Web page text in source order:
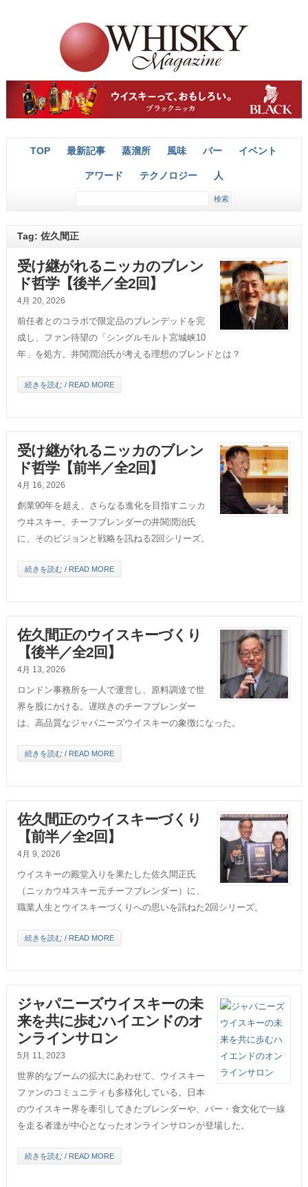
TOP 最新記事 蒸溜所 風味 バー イベント
アワード テクノロジー 人
Tag: 佐久間正
受け継がれるニッカのブレン
ド哲学【後半／全2回】
4月 20, 2026
前任者とのコラボで限定品のブレンデッドを完
成し、ファン待望の「シングルモルト宮城峡10
年」を処方。井関潤治氏が考える理想のブレンドとは？
続きを読む / READ MORE
受け継がれるニッカのブレン
ド哲学【前半／全2回】
4月 16, 2026
創業90年を超え、さらなる進化を目指すニッカ
ウヰスキー。チーフブレンダーの井関潤治氏
に、そのビジョンと戦略を訊ねる2回シリーズ。
続きを読む / READ MORE
佐久間正のウイスキーづくり
【後半／全2回】
4月 13, 2026
ロンドン事務所を一人で運営し、原料調達で世
界を股にかける。遅咲きのチーフブレンダー
は、高品質なジャパニーズウイスキーの象徴になった。
続きを読む / READ MORE
佐久間正のウイスキーづくり
【前半／全2回】
4月 9, 2026
ウイスキーの殿堂入りを果たした佐久間正氏
（ニッカウヰスキー元チーフブレンダー）に、
職業人生とウイスキーづくりへの思いを訊ねた2回シリーズ。
続きを読む / READ MORE
ジャパニーズウイスキーの未
来を共に歩むハイエンドのオ
ンラインサロン
5月 11, 2023
世界的なブームの拡大にあわせて、ウイスキー
ファンのコミュニティも多様化している。日本
のウイスキー界を牽引してきたブレンダーや、バー・食文化で一線
を走る者達が中心となったオンラインサロンが登場した。
続きを読む / READ MORE